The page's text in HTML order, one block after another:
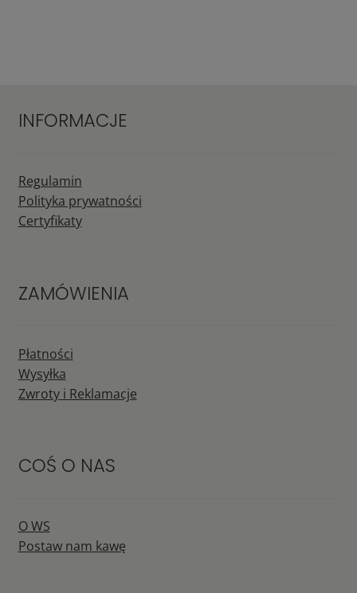
INFORMACJE
Regulamin
Polityka prywatności
Certyfikaty
ZAMÓWIENIA
Płatności
Wysyłka
Zwroty i Reklamacje
COŚ O NAS
O WS
Postaw nam kawę